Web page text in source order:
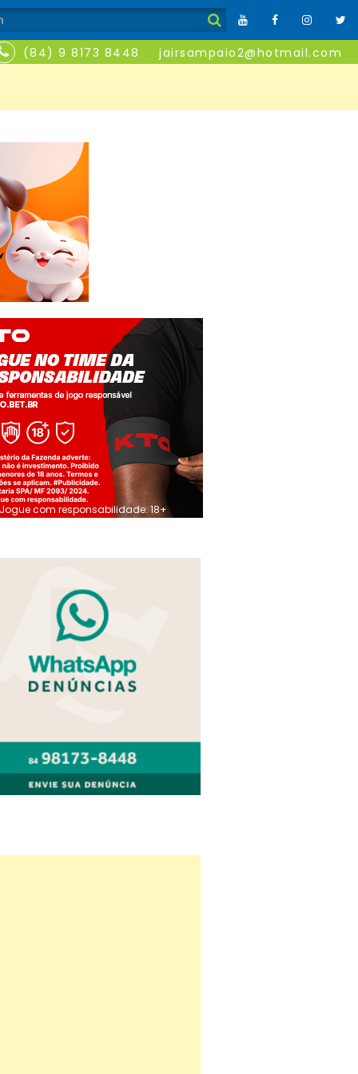
(84) 9 8173 8448 jairsampaio2@hotmail.com
Jogue com responsabilidade. 18+